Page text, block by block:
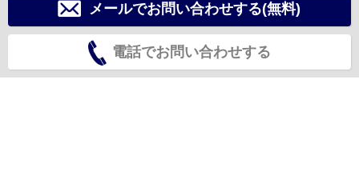
メールでお問い合わせする(無料)
電話でお問い合わせする